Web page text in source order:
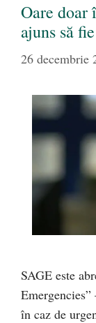
Oare doar
ajuns să
26 decembrie
SAGE este
în caz de